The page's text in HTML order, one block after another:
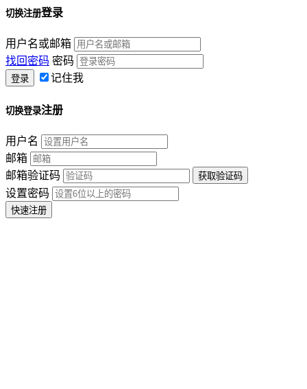
切换注册登录
用户名或邮箱
找回密码 密码
记住我
切换登录注册
用户名
邮箱
邮箱验证码
设置密码